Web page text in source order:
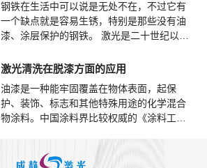
本上就显得过于高昂，那么在此时就有必要
使用工业激光清洗，那么该设备的优点是什
么?
钢铁在生活中可以说是无处不在，不过它有
一个缺点就是容易生锈，特别是那些没有油
漆、涂层保护的钢铁。 激光是二十世纪以来
大发明，在很多领域上被广泛使用，激光被
激光清洗在脱漆方面的应用
油漆是一种能牢固覆盖在物体表面，起保
护、装饰、标志和其他特殊用途的化学混合
物涂料。中国涂料界比较权威的《涂料工
这种材料可以用不同的施工工艺涂覆在物件
表面，形成粘附牢固、具有一定强度、连续